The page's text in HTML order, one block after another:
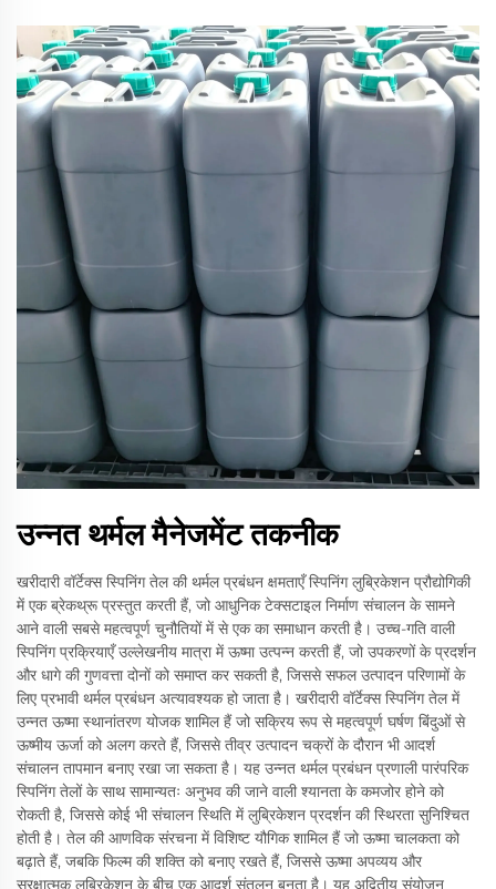
उन्नत थर्मल मैनेजमेंट तकनीक
खरीदारी वॉर्टेक्स स्पिनिंग तेल की थर्मल प्रबंधन क्षमताएँ स्पिनिंग लुब्रिकेशन प्रौद्योगिकी
में एक ब्रेकथ्रू प्रस्तुत करती हैं, जो आधुनिक टेक्सटाइल निर्माण संचालन के सामने
आने वाली सबसे महत्वपूर्ण चुनौतियों में से एक का समाधान करती है। उच्च-गति वाली
स्पिनिंग प्रक्रियाएँ उल्लेखनीय मात्रा में ऊष्मा उत्पन्न करती हैं, जो उपकरणों के प्रदर्शन
और धागे की गुणवत्ता दोनों को समाप्त कर सकती है, जिससे सफल उत्पादन परिणामों के
लिए प्रभावी थर्मल प्रबंधन अत्यावश्यक हो जाता है। खरीदारी वॉर्टेक्स स्पिनिंग तेल में
उन्नत ऊष्मा स्थानांतरण योजक शामिल हैं जो सक्रिय रूप से महत्वपूर्ण घर्षण बिंदुओं से
ऊष्मीय ऊर्जा को अलग करते हैं, जिससे तीव्र उत्पादन चक्रों के दौरान भी आदर्श
संचालन तापमान बनाए रखा जा सकता है। यह उन्नत थर्मल प्रबंधन प्रणाली पारंपरिक
स्पिनिंग तेलों के साथ सामान्यतः अनुभव की जाने वाली श्यानता के कमजोर होने को
रोकती है, जिससे कोई भी संचालन स्थिति में लुब्रिकेशन प्रदर्शन की स्थिरता सुनिश्चित
होती है। तेल की आणविक संरचना में विशिष्ट यौगिक शामिल हैं जो ऊष्मा चालकता को
बढ़ाते हैं, जबकि फिल्म की शक्ति को बनाए रखते हैं, जिससे ऊष्मा अपव्यय और
सुरक्षात्मक लुब्रिकेशन के बीच एक आदर्श संतुलन बनता है। यह अद्वितीय संयोजन